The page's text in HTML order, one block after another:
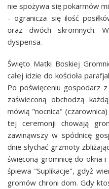
nie spożywa się pokarmów
- ogranicza się ilość
oraz dwóch skromnych.
dyspensa.
Święto Matki Boskiej
całej idzie do kościoła
Po poświęceniu gospodarz
zaświeconą obchodzą
mówią "nocnica"
tej ceremonji chowają
zawinąwszy w spódnicę
dnie słychać grzmoty
święconą gromnicę do okna
śpiewa "Suplikacje", gdyż
gromów chroni dom. Gdy